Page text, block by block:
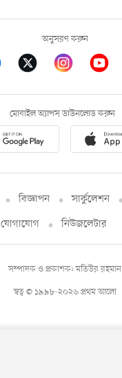
অনুসরণ করুন
মোবাইল অ্যাপস ডাউনলোড করুন
বিজ্ঞাপন সার্কুলেশন
যোগাযোগ
নিউজলেটার
স্বত্ব © ১৯৯৮-২০২৬ প্রথম আলো
সম্পাদক ও প্রকাশক: মতিউর রহমান